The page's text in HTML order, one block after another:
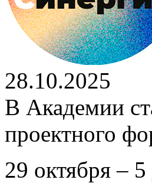
28.10.2025
В Академии
проектного
29 октября –